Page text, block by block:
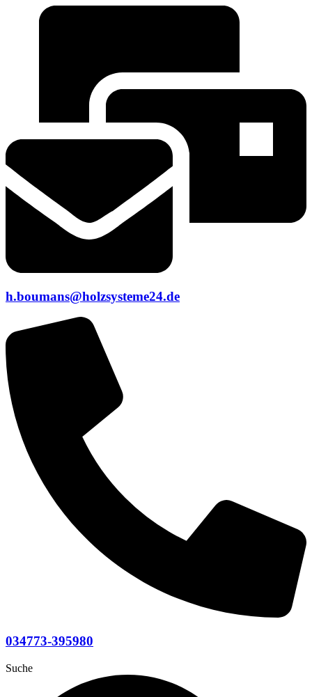
h.boumans@holzsysteme24.de
034773-395980
Suche